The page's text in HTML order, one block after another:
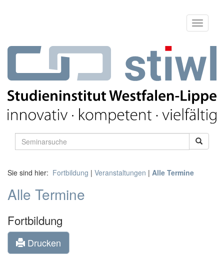
Sie sind hier: Fortbildung | Veranstaltungen | Alle Termine
Alle Termine
Fortbildung
Drucken